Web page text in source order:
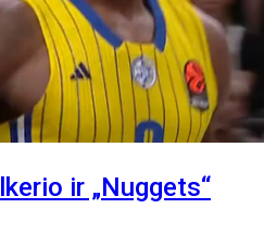
ir „Nuggets“